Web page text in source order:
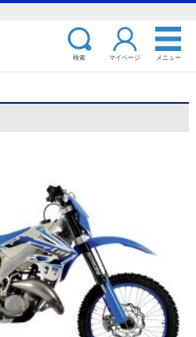
検索 マイページ メニュー